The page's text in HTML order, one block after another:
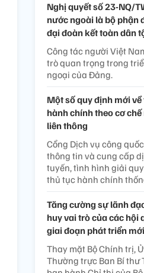
Nghị quyết số 23-NQ/
nước ngoài là bộ phận
đại đoàn kết toàn dân
Công tác người Việt
trò quan trọng trong
ngoại của Đảng.
Một số quy định mới
hành chính theo cơ
liên thông
Cổng Dịch vụ công
thông tin và cung cấp
tuyến, tình hình giải
thủ tục hành chính
Tăng cường sự lãnh
huy vai trò của các hội
giai đoạn phát triển mới
Thay mặt Bộ Chính trị,
Thường trực Ban Bí thư